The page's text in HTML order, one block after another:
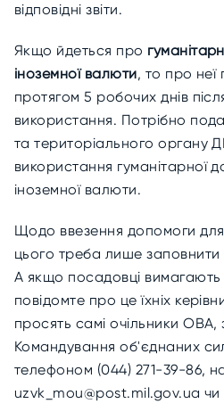
відповідні звіти.
Якщо йдеться про
іноземної валюти, то про неї
протягом 5 робочих днів
використання. Потрібно
та територіального органу
використання гуманітарної
іноземної валюти.
Щодо ввезення допомоги
цього треба лише заповнити
А якщо посадовці вимагають
повідомте про це їхніх
просять самі очільники ОВА,
Командування об'єднаних
телефоном (044) 271-39-86,
uzvk_mou@post.mil.gov.ua чи